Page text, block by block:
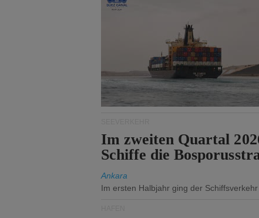
Im zweiten Quartal
Schiffe die
Ankara
Im ersten Halbjahr ging der